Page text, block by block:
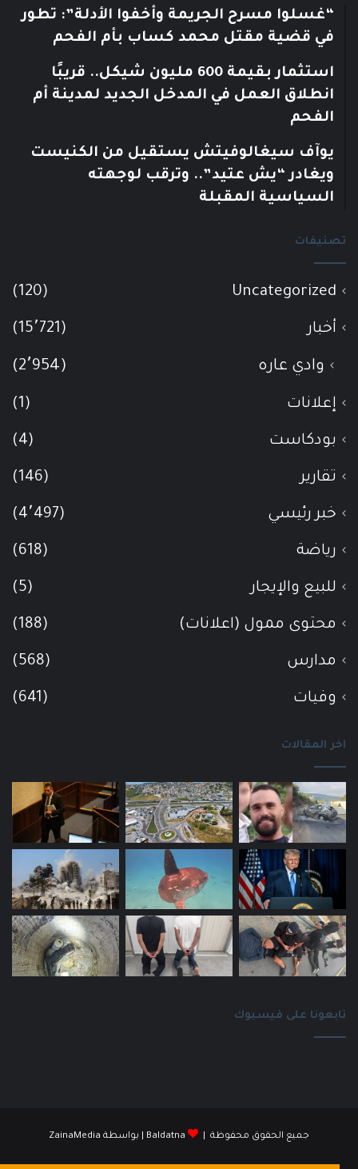
“غسلوا مسرح الجريمة وأخفوا الأدلة”: تطور
في قضية مقتل محمد كساب بأم الفحم
استثمار بقيمة 600 مليون شيكل.. قريبًا
انطلاق العمل في المدخل الجديد لمدينة أم
الفحم
يوآف سيغالوفيتش يستقيل من الكنيست
ويغادر “يش عتيد”.. وترقب لوجهته
السياسية المقبلة
تصنيفات
Uncategorized
(120)
أخبار (15٬721)
وادي عاره (2٬954)
إعلانات (1)
بودكاست (4)
تقارير (146)
خبر رئيسي (4٬497)
رياضة (618)
للبيع والإيجار (5)
محتوى ممول (اعلانات) (188)
مدارس (568)
وفيات (641)
اخر المقالات
تابعونا على فيسبوك
جميع الحقوق محفوظة | Baldatna | بواسطة ZainaMedia